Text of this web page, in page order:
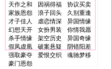
天作之和
因祸得福
协议买卖
家族恩怨
浪子回头
久别重逢
才子佳人
虐恋情深
异国情缘
幻想天开
女扮男装
你情我愿
杀手情缘
架空历史
异国奇缘
假凤虚凰
破案悬疑
阴错阳差
强取豪夺
爱恨交织
魂驰梦移
豪门恩怨